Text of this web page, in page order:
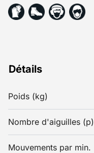
Détails
Poids (kg)
Nombre d'aiguilles (p)
Mouvements par min.